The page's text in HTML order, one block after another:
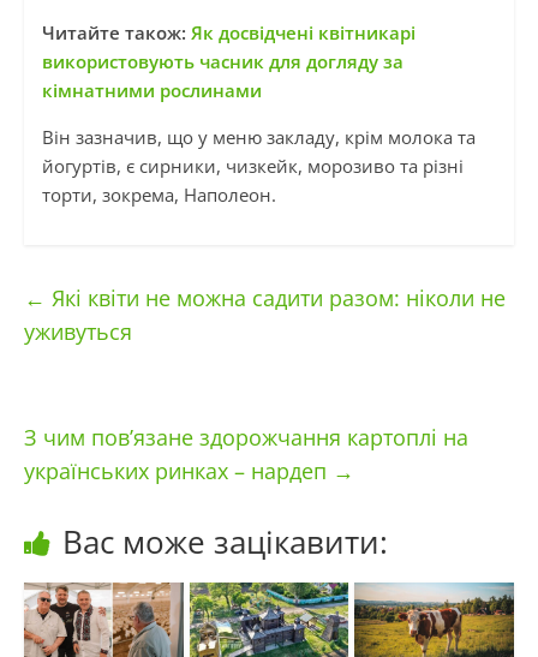
Читайте також: Як досвідчені квітникарі
використовують часник для догляду за
кімнатними рослинами
Він зазначив, що у меню закладу, крім молока та
йогуртів, є сирники, чизкейк, морозиво та різні
торти, зокрема, Наполеон.
← Які квіти не можна садити разом: ніколи не
уживуться
З чим повʼязане здорожчання картоплі на
українських ринках – нардеп →
Вас може зацікавити: